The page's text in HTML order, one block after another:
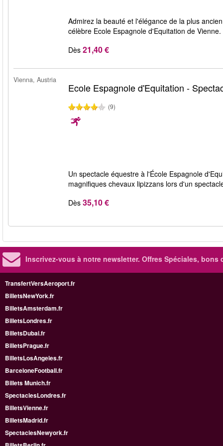
Admirez la beauté et l'élégance de la plus
célèbre Ecole Espagnole d'Equitation de Vienne.
Dès 21,40 €
Vienna, Austria
Ecole Espagnole d'Equitation -
(9)
Un spectacle équestre à l'École Espagnole
magnifiques chevaux lipizzans lors d'un
Dès 35,10 €
Inscrivez-vous à notre newsletter. Offres Spéciales, bons
TransfertVersAeroport.fr
BilletsNewYork.fr
BilletsAmsterdam.fr
BilletsLondres.fr
BilletsDubai.fr
BilletsPrague.fr
BilletsLosAngeles.fr
BarceloneFootball.fr
Billets Munich.fr
SpectaclesLondres.fr
BilletsVienne.fr
BilletsMadrid.fr
SpectaclesNewyork.fr